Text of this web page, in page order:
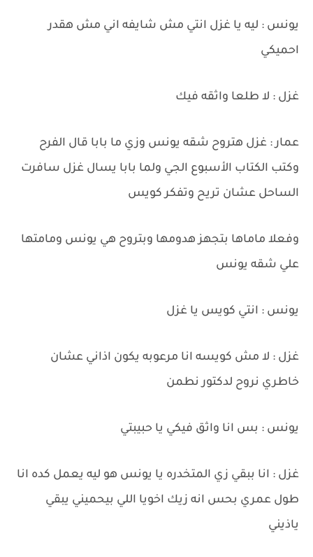
يونس : ليه يا غزل انتي مش شايفه اني مش هقدر
احميكي
غزل : لا طلعا واثقه فيك
عمار : غزل هتروح شقه يونس وزي ما بابا قال الفرح
وكتب الكتاب الأسبوع الجي ولما بابا يسال غزل سافرت
الساحل عشان تريح وتفكر كويس
وفعلا ماماها بتجهز هدومها وبتروح هي يونس ومامتها
علي شقه يونس
يونس : انتي كويس يا غزل
غزل : لا مش كويسه انا مرعوبه يكون اذاني عشان
خاطري نروح لدكتور نطمن
يونس : بس انا واثق فيكي يا حبيبتي
غزل : انا ببقي زي المتخدره يا يونس هو ليه يعمل كده انا
طول عمري بحس انه زيك اخويا اللي بيحميني يبقي
ياذيني